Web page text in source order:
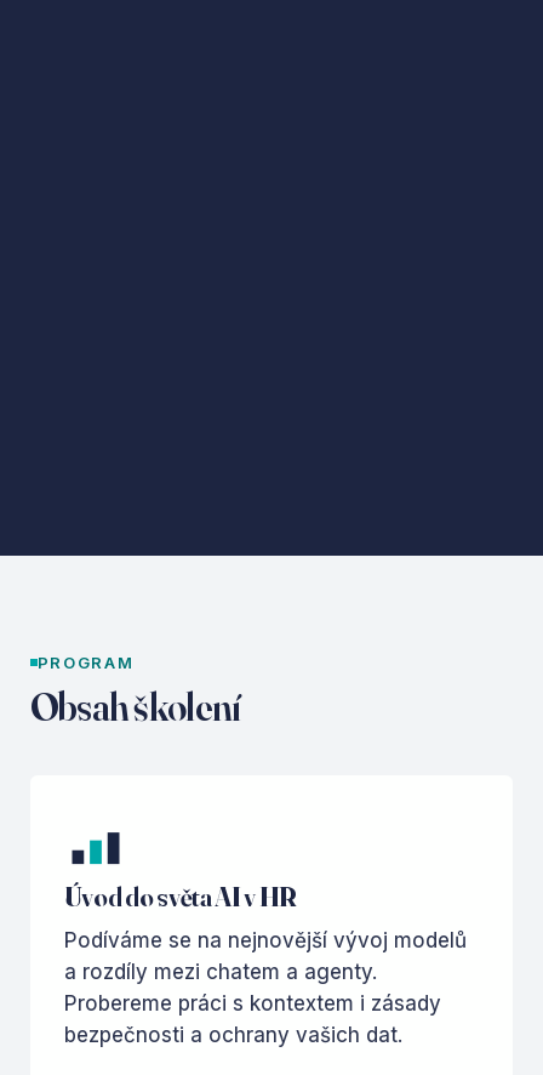
PROGRAM
Obsah školení
Úvod do světa AI v HR
Podíváme se na nejnovější vývoj modelů
a rozdíly mezi chatem a agenty.
Probereme práci s kontextem i zásady
bezpečnosti a ochrany vašich dat.